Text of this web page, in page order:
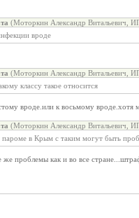
(Моторкин Александр Витальевич,
вроде
(Моторкин Александр Витальевич,
классу такое относится
вроде.или к восьмому вроде.хотя
(Моторкин Александр Витальевич,
пароме в Крым с таким могут быть
же проблемы как и во все